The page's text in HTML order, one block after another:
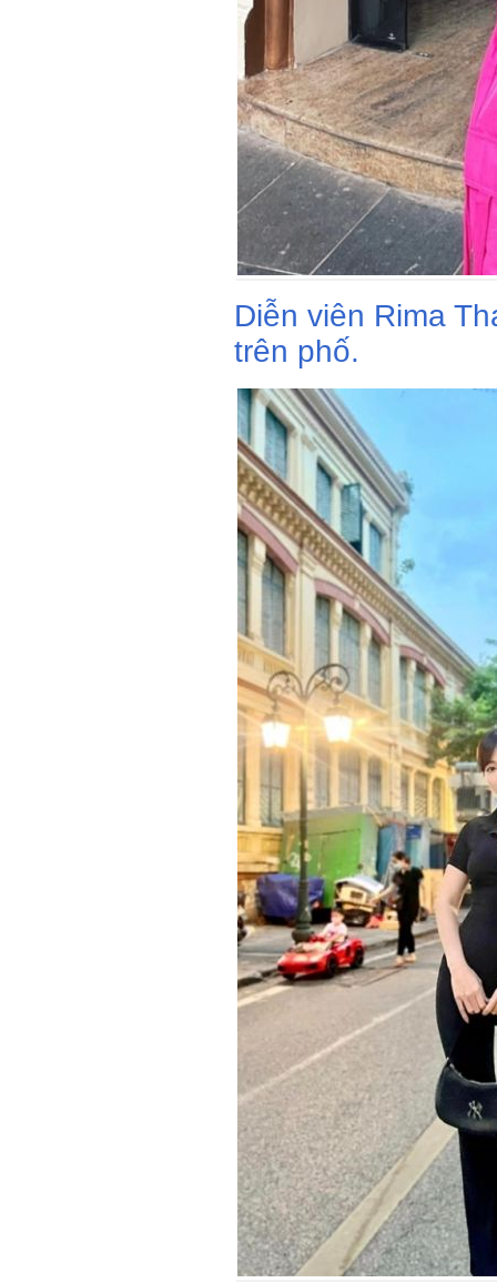
Diễn viên Rima
trên phố.